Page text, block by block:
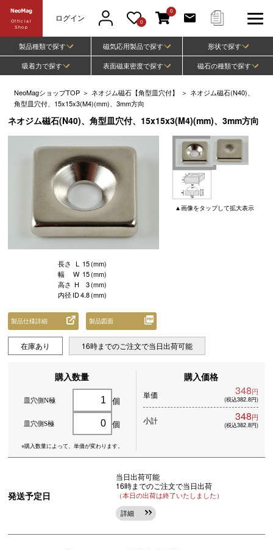
Official
Shop
ログイン 0
0
製品種類で探す 磁気応用製品で探す
形状で探す
吸着力で探す
表面磁束密度で探す 磁石の種類で探す
NeoMagショップTOP ＞ ネオジム磁石【角型皿穴付】 ＞ ネオジム磁石(N40)、
角型皿穴付、15x15x3(M4)(mm)、3mm方向
ネオジム磁石(N40)、角型皿穴付、15x15x3(M4)(mm)、3mm方向
▲画像をタップして拡大表示
長さ L 15(mm)
幅
W 15(mm)
高さ H 3(mm)
内径ID4.8(mm)
製品仕様詳細 製品図面
在庫あり 16時までのご注文で当日出荷可能
購入数量
皿穴側N極 個
皿穴側S極 個
※購入数量によって、 単価が変わります。
購入価格
単価 348円
(税込382.8円)
小計 348円
(税込382.8円)
発送予定日
当日出荷可能
16時までのご注文で当日出荷
（本日の出荷は終了いたしました）
詳細